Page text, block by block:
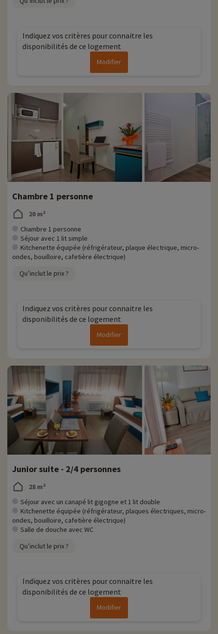
Indiquez vos critères pour connaitre les
disponibilités de ce logement
Modifier
Chambre 1 personne
20 m²
Chambre 1 personne
Séjour avec 1 lit simple
Kitchenette équipée (réfrigérateur, plaque électrique, micro-
ondes, bouilloire, cafetière électrique)
Qu’inclut le prix ?
Indiquez vos critères pour connaitre les
disponibilités de ce logement
Modifier
Junior suite - 2/4 personnes
28 m²
Séjour avec un canapé lit gigogne et 1 lit double
Kitchenette équipée (réfrigérateur, plaques électriques, micro-
ondes, bouilloire, cafetière électrique)
Salle de douche avec WC
Qu’inclut le prix ?
Indiquez vos critères pour connaitre les
disponibilités de ce logement
Modifier